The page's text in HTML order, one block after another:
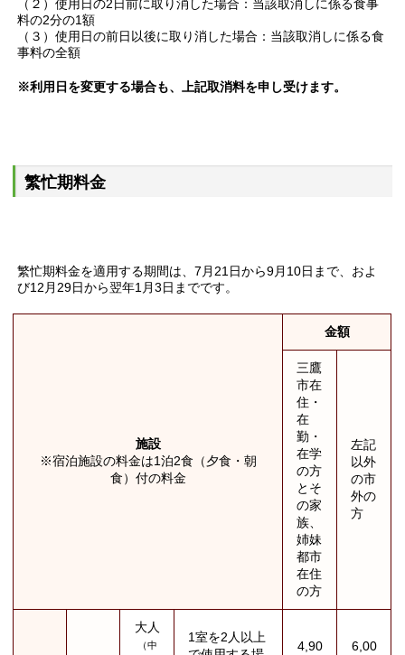
（２）使用日の2日前に取り消した場合：当該取消しに係る食事
料の2分の1額
（３）使用日の前日以後に取り消した場合：当該取消しに係る食
事料の全額
※利用日を変更する場合も、上記取消料を申し受けます。
繁忙期料金
繁忙期料金を適用する期間は、7月21日から9月10日まで、およ
び12月29日から翌年1月3日までです。
施設
※宿泊施設の料金は1泊2食（夕食・朝
食）付の料金
金額
三鷹
市在
住・
在
勤・
在学
の方
とそ
の家
族、
姉妹
都市
在住
の方
左記
以外
の市
外の
方
大人
（中
1室を2人以上
4,90
6,00